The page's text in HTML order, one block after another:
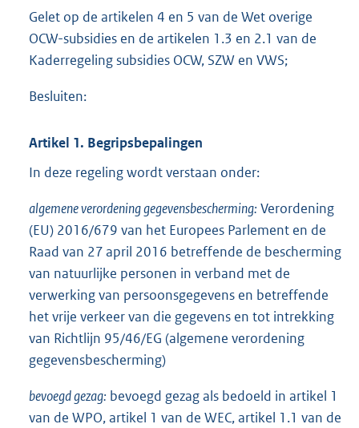
Gelet op de artikelen 4 en 5 van de Wet overige
OCW-subsidies en de artikelen 1.3 en 2.1 van de
Kaderregeling subsidies OCW, SZW en VWS;
Besluiten:
Artikel 1. Begripsbepalingen
In deze regeling wordt verstaan onder:
algemene verordening gegevensbescherming: Verordening
(EU) 2016/679 van het Europees Parlement en de
Raad van 27 april 2016 betreffende de bescherming
van natuurlijke personen in verband met de
verwerking van persoonsgegevens en betreffende
het vrije verkeer van die gegevens en tot intrekking
van Richtlijn 95/46/EG (algemene verordening
gegevensbescherming)
bevoegd gezag: bevoegd gezag als bedoeld in artikel 1
van de WPO, artikel 1 van de WEC, artikel 1.1 van de